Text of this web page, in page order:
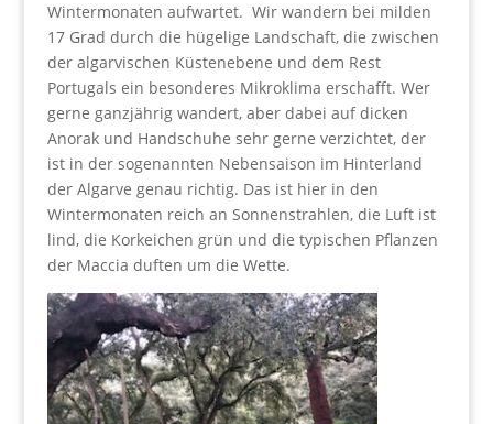
Wintermonaten aufwartet. Wir wandern bei milden
17 Grad durch die hügelige Landschaft, die zwischen
der algarvischen Küstenebene und dem Rest
Portugals ein besonderes Mikroklima erschafft. Wer
gerne ganzjährig wandert, aber dabei auf dicken
Anorak und Handschuhe sehr gerne verzichtet, der
ist in der sogenannten Nebensaison im Hinterland
der Algarve genau richtig. Das ist hier in den
Wintermonaten reich an Sonnenstrahlen, die Luft ist
lind, die Korkeichen grün und die typischen Pflanzen
der Maccia duften um die Wette.